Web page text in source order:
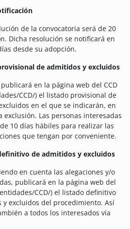
de la convocatoria será de 20
Dicha resolución se notificará en
desde su adopción.
de admitidos y excluidos
en la página web del CCD
CCD/) el listado provisional de
en el que se indicarán, en
exclusión. Las personas interesadas
10 días hábiles para realizar las
que tengan por conveniente.
de admitidos y excluidos
en cuenta las alegaciones y/o
publicará en la página web del
CCD/) el listado definitivo
excluidos del procedimiento. Así
a todos los interesados vía